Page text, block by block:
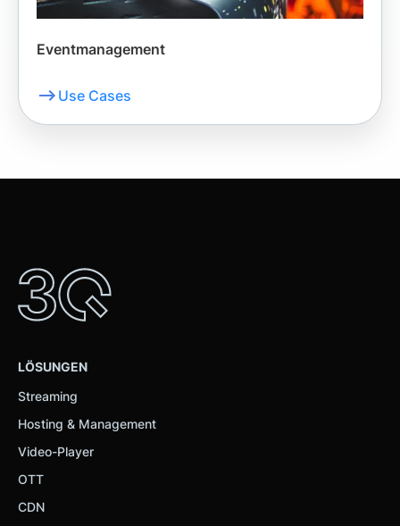
Eventmanagement
Use Cases
LÖSUNGEN
Streaming
Hosting & Management
Video-Player
OTT
CDN